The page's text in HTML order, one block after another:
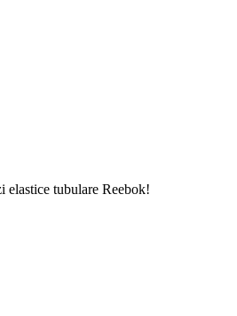
elastice tubulare Reebok!